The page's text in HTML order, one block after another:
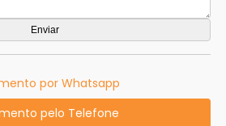
por Whatsapp
pelo Telefone